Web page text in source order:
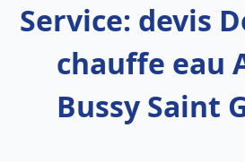
Service: devis
chauffe eau
Bussy Saint